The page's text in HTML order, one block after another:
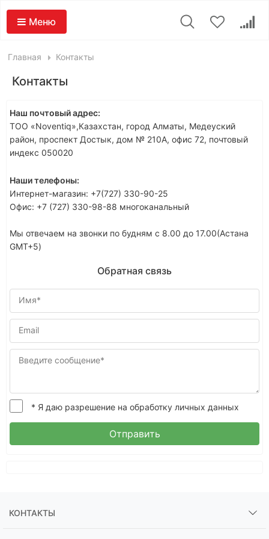
Меню
Главная Контакты
Контакты
Наш почтовый адрес:
ТОО «Noventiq»,Казахстан, город Алматы, Медеуский
район, проспект Достык, дом № 210А, офис 72, почтовый
индекс 050020
Наши телефоны:
Интернет-магазин: +7(727) 330-90-25
Офис: +7 (727) 330-98-88 многоканальный
Мы отвечаем на звонки по будням с 8.00 до 17.00(Астана
GMT+5)
Обратная связь
Имя*
Email
Введите сообщение*
* Я даю разрешение на обработку личных данных
Отправить
КОНТАКТЫ